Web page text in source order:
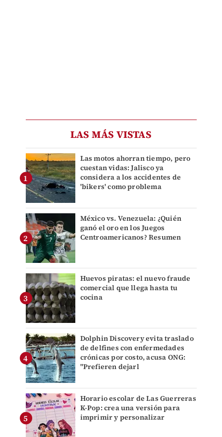
LAS MÁS VISTAS
Las motos ahorran tiempo, pero
cuestan vidas: Jalisco ya
considera a los accidentes de
'bikers' como problema
México vs. Venezuela: ¿Quién
ganó el oro en los Juegos
Centroamericanos? Resumen
Huevos piratas: el nuevo fraude
comercial que llega hasta tu
cocina
Dolphin Discovery evita traslado
de delfines con enfermedades
crónicas por costo, acusa ONG:
"Prefieren dejarl
Horario escolar de Las Guerreras
K-Pop: crea una versión para
imprimir y personalizar